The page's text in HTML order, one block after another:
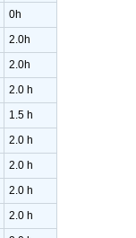
0h
2.0h
2.0h
2.0 h
1.5 h
2.0 h
2.0 h
2.0 h
2.0 h